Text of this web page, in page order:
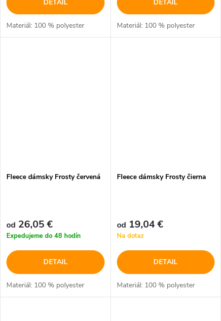
DETAIL
Materiál: 100 % polyester
DETAIL
Materiál: 100 % polyester
Fleece dámsky Frosty červená
od 26,05 €
Expedujeme do 48 hodín
DETAIL
Materiál: 100 % polyester
Fleece dámsky Frosty čierna
od 19,04 €
Na dotaz
DETAIL
Materiál: 100 % polyester